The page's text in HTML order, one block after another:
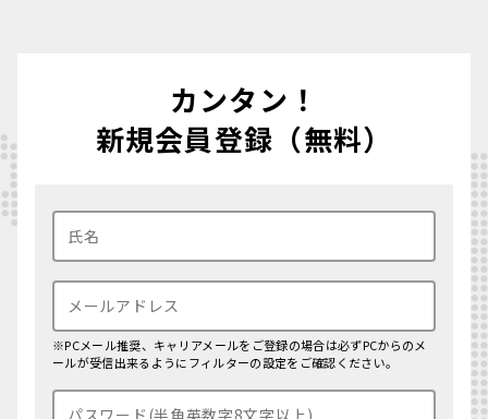
カンタン！
新規会員登録（無料）
※PCメール推奨、キャリアメールをご登録の場合は必ずPCからのメ
ールが受信出来るようにフィルターの設定をご確認ください。